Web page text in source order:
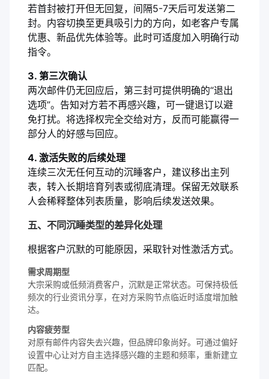
若首封被打开但无回复，间隔5-7天后可发送第二
封。内容切换至更具吸引力的方向，如老客户专属
优惠、新品优先体验等。此时可适度加入明确行动
指令。
3. 第三次确认
两次邮件仍无回应后，第三封可提供明确的“退出
选项”。告知对方若不再感兴趣，可一键退订以避
免打扰。将选择权完全交给对方，反而可能赢得一
部分人的好感与回应。
4. 激活失败的后续处理
连续三次无任何互动的沉睡客户，建议移出主列
表，转入长期培育列表或彻底清理。保留无效联系
人会稀释整体列表质量，影响后续发送效果。
五、不同沉睡类型的差异化处理
根据客户沉默的可能原因，采取针对性激活方式。
需求周期型
大宗采购或低频消费客户，沉默是正常状态。可保持极低
频次的行业资讯分享，在对方采购节点临近时适度增加触
达。
内容疲劳型
对原有邮件内容失去兴趣，但品牌印象尚好。可通过偏好
设置中心让对方自主选择感兴趣的主题和频率，重新建立
匹配。